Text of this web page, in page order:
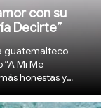
con su
Decirte”
guatemalteco
“A Mí Me
honestas y
a...